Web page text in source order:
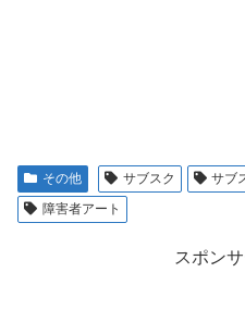
その他 サブスク サブ
障害者アート
スポン